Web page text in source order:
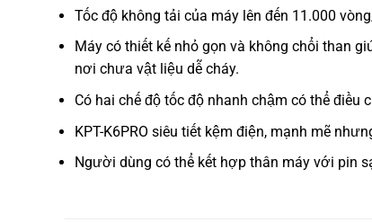
Tốc độ không tải của máy lên đến 11.000
Máy có thiết kế nhỏ gọn và không chổi than
nơi chưa vật liệu dễ cháy.
Có hai chế độ tốc độ nhanh chậm có thể điều
KPT-K6PRO siêu tiết kệm điện, mạnh mẽ
Người dùng có thể kết hợp thân máy với pin